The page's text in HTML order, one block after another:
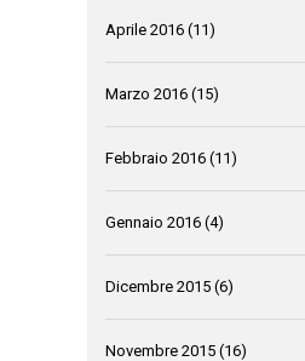
Aprile 2016 (11)
Marzo 2016 (15)
Febbraio 2016 (11)
Gennaio 2016 (4)
Dicembre 2015 (6)
Novembre 2015 (16)